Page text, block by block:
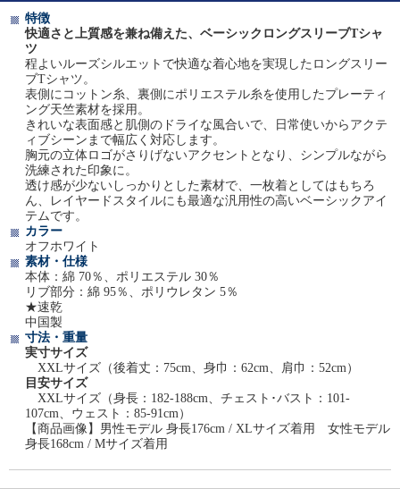
特徴
快適さと上質感を兼ね備えた、ベーシックロングスリーブTシャ
ツ
程よいルーズシルエットで快適な着心地を実現したロングスリー
ブTシャツ。
表側にコットン糸、裏側にポリエステル糸を使用したプレーティ
ング天竺素材を採用。
きれいな表面感と肌側のドライな風合いで、日常使いからアクテ
ィブシーンまで幅広く対応します。
胸元の立体ロゴがさりげないアクセントとなり、シンプルながら
洗練された印象に。
透け感が少ないしっかりとした素材で、一枚着としてはもちろ
ん、レイヤードスタイルにも最適な汎用性の高いベーシックアイ
テムです。
カラー
オフホワイト
素材・仕様
本体：綿 70％、ポリエステル 30％
リブ部分：綿 95％、ポリウレタン 5％
★速乾
中国製
寸法・重量
実寸サイズ
XXLサイズ（後着丈：75cm、身巾：62cm、肩巾：52cm）
目安サイズ
XXLサイズ（身長：182-188cm、チェスト･バスト：101-
107cm、ウェスト：85-91cm）
【商品画像】男性モデル 身長176cm / XLサイズ着用 女性モデル
身長168cm / Mサイズ着用